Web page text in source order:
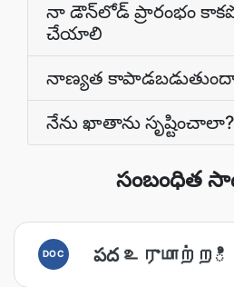
నా డౌన్‌లోడ్ ప్రారంభం
చేయాలి
నాణ్యత
నేను ఖాతాను సృష్టించాలా?
సంబంధిత
DOC పద உருமாற்றి